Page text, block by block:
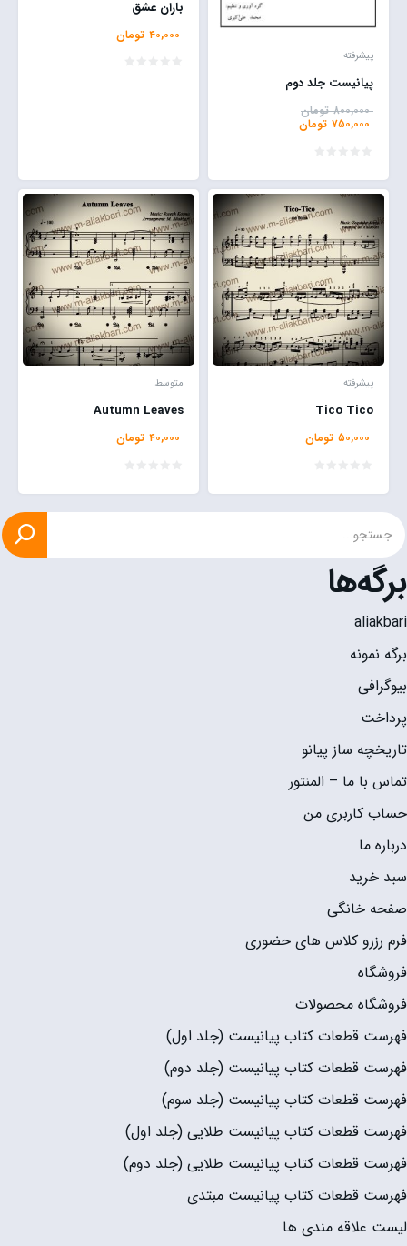
پیشرفته
پیانیست جلد دوم
تومان ۸۰۰,۰۰۰
تومان
باران عشق
تومان
پیشرفته
Tico Tico
تومان
متوسط
Autumn Leaves
تومان
برگه‌ها
aliakbari
برگه نمونه
بیوگرافی
پرداخت
تاریخچه ساز پیانو
تماس با ما – المنتور
حساب کاربری من
درباره ما
سبد خرید
صفحه خانگی
فرم رزرو کلاس های حضوری
فروشگاه
فروشگاه محصولات
فهرست قطعات کتاب پیانیست (جلد اول)
فهرست قطعات کتاب پیانیست (جلد دوم)
فهرست قطعات کتاب پیانیست (جلد سوم)
فهرست قطعات کتاب پیانیست طلایی (جلد اول)
فهرست قطعات کتاب پیانیست طلایی (جلد دوم)
فهرست قطعات کتاب پیانیست مبتدی
لیست علاقه مندی ها